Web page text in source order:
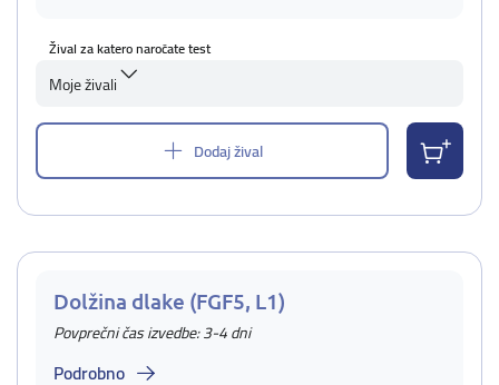
Žival za katero naročate test
Moje živali
Dodaj žival
Dolžina dlake (FGF5, L1)
Povprečni čas izvedbe: 3-4 dni
Podrobno